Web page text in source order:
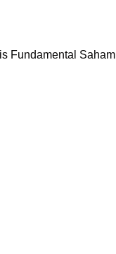
Fundamental Saham